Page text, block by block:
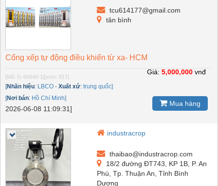
tcu614177@gmail.com
tân bình
Cổng xếp tự động điều khiển từ xa- HCM
[Mã: G-66948-1] [xem: 817]
[Nhãn hiệu: LBCO - Xuất xứ: trung quốc]
[Nơi bán: Hồ Chí Minh]
2026-06-08 11:09:31]
Giá: 5,000,000 vnđ
Mua hàng
industracrop
thaibao@industracrop.com
18/2 đường ĐT743, KP 1B, P. An
Phú, Tp. Thuận An, Tỉnh Bình
Dương